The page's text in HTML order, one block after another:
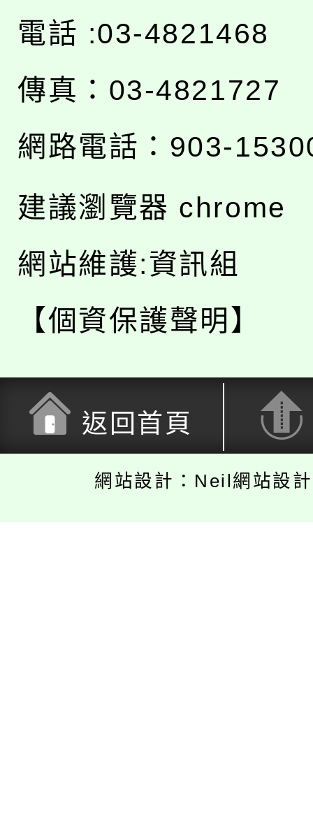
電話 :03-4821468
傳真：03-4821727
網路電話：903-
建議瀏覽器 chrome
網站維護:資訊組
【個資保護聲明】
返回首頁
網站設計：Neil網站設